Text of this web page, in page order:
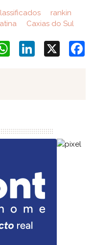
rankin
Caxias do Sul
LinkedIn
WhatsApp